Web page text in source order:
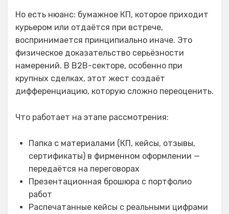
Но есть нюанс: бумажное КП, которое приходит
курьером или отдаётся при встрече,
воспринимается принципиально иначе. Это
физическое доказательство серьёзности
намерений. В B2B-секторе, особенно при
крупных сделках, этот жест создаёт
дифференциацию, которую сложно переоценить.
Что работает на этапе рассмотрения:
Папка с материалами (КП, кейсы, отзывы,
сертификаты) в фирменном оформлении —
передаётся на переговорах
Презентационная брошюра с портфолио
работ
Распечатанные кейсы с реальными цифрами